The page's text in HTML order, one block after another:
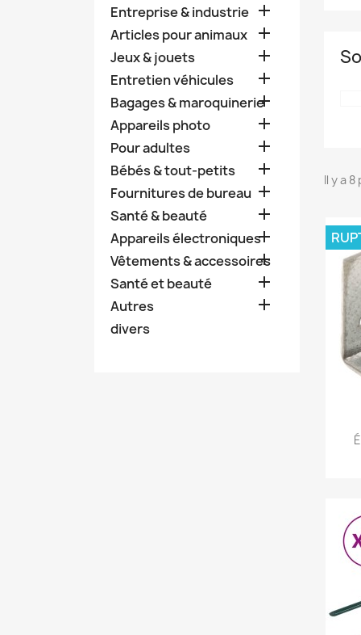
Entreprise & industrie 
Articles pour animaux 
Jeux & jouets 
Entretien véhicules 
Bagages & maroquinerie

Appareils photo 
Pour adultes 
Bébés & tout-petits 
Fournitures de bureau 
Santé & beauté 
Appareils électroniques
Vêtements & accessoires

Santé et beauté 
Autres 
divers
Il y a